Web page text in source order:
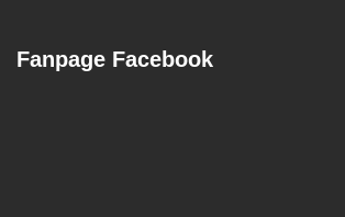
Fanpage Facebook